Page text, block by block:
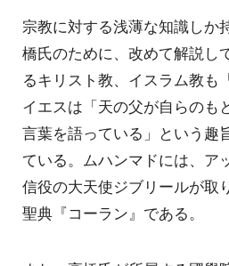
宗教に対する浅薄な知識しか
橋氏のために、改めて解説し
るキリスト教、イスラム教も
イエスは「天の父が自らのも
言葉を語っている」という趣
ている。ムハンマドには、ア
信役の大天使ジブリールが取
聖典『コーラン』である。